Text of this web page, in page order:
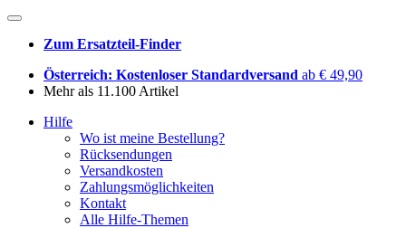
Zum Ersatzteil-Finder
Österreich: Kostenloser Standardversand ab € 49,90
Mehr als 11.100 Artikel
Hilfe
Wo ist meine Bestellung?
Rücksendungen
Versandkosten
Zahlungsmöglichkeiten
Kontakt
Alle Hilfe-Themen